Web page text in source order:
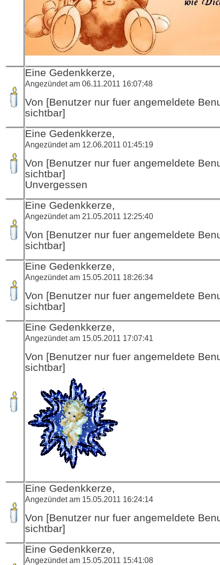
Eine Gedenkkerze,
Angezündet am 06.11.2011 16:07:48
Von [Benutzer nur fuer angemeldete
sichtbar]
Eine Gedenkkerze,
Angezündet am 12.06.2011 01:45:19
Von [Benutzer nur fuer angemeldete
sichtbar]
Unvergessen
Eine Gedenkkerze,
Angezündet am 21.05.2011 12:25:40
Von [Benutzer nur fuer angemeldete
sichtbar]
Eine Gedenkkerze,
Angezündet am 15.05.2011 18:26:34
Von [Benutzer nur fuer angemeldete
sichtbar]
Eine Gedenkkerze,
Angezündet am 15.05.2011 17:07:41
Von [Benutzer nur fuer angemeldete
sichtbar]
Eine Gedenkkerze,
Angezündet am 15.05.2011 16:24:14
Von [Benutzer nur fuer angemeldete
sichtbar]
Eine Gedenkkerze,
Angezündet am 15.05.2011 15:41:08